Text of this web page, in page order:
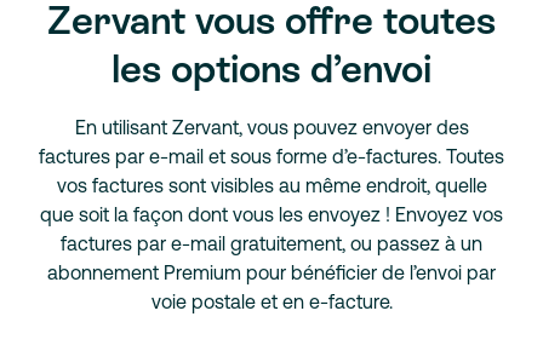
Zervant vous offre toutes
les options d’envoi
En utilisant Zervant, vous pouvez envoyer des
factures par e-mail et sous forme d’e-factures. Toutes
vos factures sont visibles au même endroit, quelle
que soit la façon dont vous les envoyez ! Envoyez vos
factures par e-mail gratuitement, ou passez à un
abonnement Premium pour bénéficier de l’envoi par
voie postale et en e-facture.